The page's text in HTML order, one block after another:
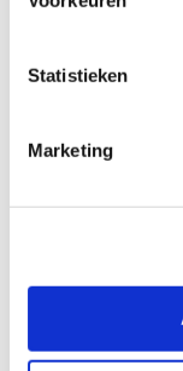
Statistieken
Marketing
€